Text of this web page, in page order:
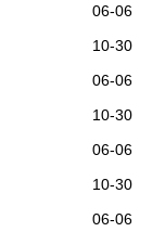
06-06
10-30
06-06
10-30
06-06
10-30
06-06